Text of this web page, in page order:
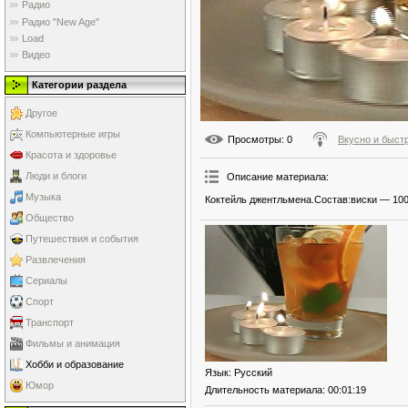
Радио
Радио "New Age"
Load
Видео
Категории раздела
Другое
Компьютерные игры
Красота и здоровье
Люди и блоги
Музыка
Общество
Путешествия и события
Развлечения
Сериалы
Спорт
Транспорт
Фильмы и анимация
Хобби и образование
Юмор
Просмотры: 0 Вкусно и
Описание материала:
Коктейль джентльмена.Состав:виски —
Язык: Русский
Длительность материала: 00:01:19